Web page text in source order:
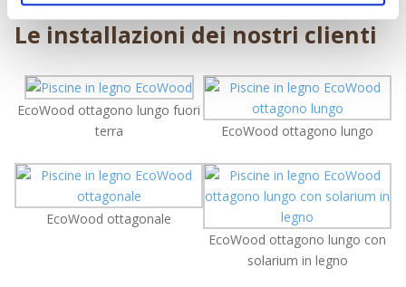
Le installazioni dei nostri clienti
EcoWood ottagono lungo fuori
terra
EcoWood ottagono lungo
EcoWood ottagonale
EcoWood ottagono lungo con
solarium in legno